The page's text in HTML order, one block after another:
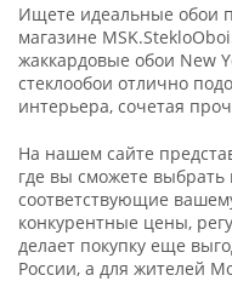
Ищете идеальные обои
магазине
жаккардовые обои New
стеклообои отлично
интерьера, сочетая
На нашем сайте
где вы сможете выбрать
соответствующие
конкурентные цены,
делает покупку еще
России, а для жителей